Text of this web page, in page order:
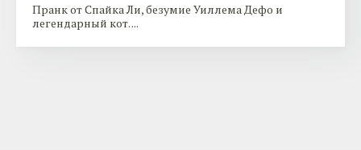
Пранк от Спайка Ли, безумие Уиллема Дефо и
легендарный кот. ...